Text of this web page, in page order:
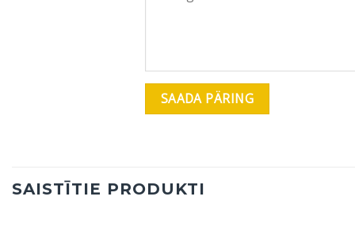
SAISTĪTIE PRODUKTI